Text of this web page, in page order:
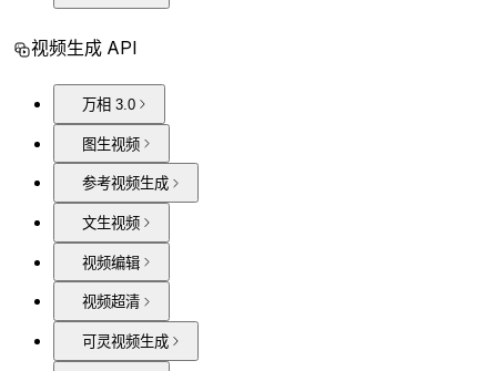
视频生成 API
万相 3.0
图生视频
参考视频生成
文生视频
视频编辑
视频超清
可灵视频生成